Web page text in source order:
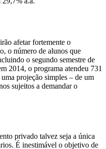
afetar fortemente o
o número de alunos que
o segundo semestre de
2014, o programa atendeu 731
projeção simples – de um
sujeitos a demandar o
privado talvez seja a única
É inestimável o objetivo de